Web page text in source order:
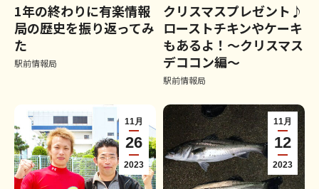
1年の終わりに有楽情報
局の歴史を振り返ってみ
た
駅前情報局
クリスマスプレゼント♪
ローストチキンやケーキ
もあるよ！～クリスマス
デココン編～
駅前情報局
11月
26
2023
11月
12
2023